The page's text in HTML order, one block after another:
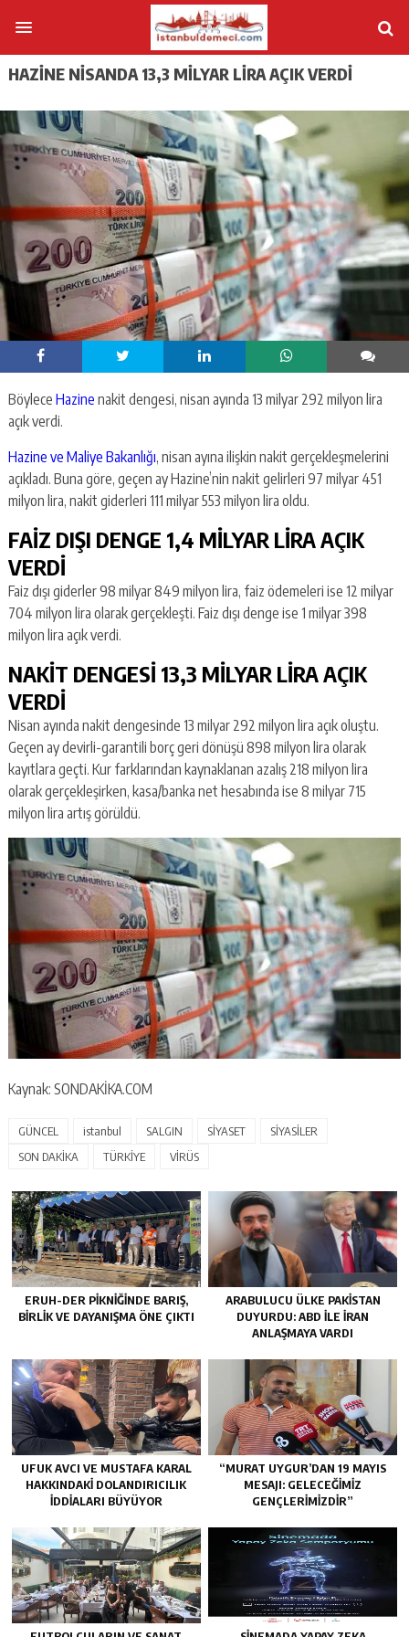
HAZINE NISANDA 13,3 MILYAR LIRA AÇIK VERDI
Böylece Hazine nakit dengesi, nisan ayında 13 milyar 292 milyon lira
açık verdi.
Hazine ve Maliye Bakanlığı, nisan ayına ilişkin nakit gerçekleşmelerini
açıkladı. Buna göre, geçen ay Hazine’nin nakit gelirleri 97 milyar 451
milyon lira, nakit giderleri 111 milyar 553 milyon lira oldu.
FAİZ DIŞI DENGE 1,4 MİLYAR LİRA AÇIK
VERDİ
Faiz dışı giderler 98 milyar 849 milyon lira, faiz ödemeleri ise 12 milyar
704 milyon lira olarak gerçekleşti. Faiz dışı denge ise 1 milyar 398
milyon lira açık verdi.
NAKİT DENGESİ 13,3 MİLYAR LİRA AÇIK
VERDİ
Nisan ayında nakit dengesinde 13 milyar 292 milyon lira açık oluştu.
Geçen ay devirli-garantili borç geri dönüşü 898 milyon lira olarak
kayıtlara geçti. Kur farklarından kaynaklanan azalış 218 milyon lira
olarak gerçekleşirken, kasa/banka net hesabında ise 8 milyar 715
milyon lira artış görüldü.
Kaynak: SONDAKİKA.COM
GÜNCEL istanbul SALGIN SİYASET
SİYASİLER
SON DAKİKA
TÜRKİYE VİRÜS
ERUH-DER PIKNIĞINDE BARIŞ,
BIRLIK VE DAYANIŞMA ÖNE ÇIKTI
ARABULUCU ÜLKE PAKISTAN
DUYURDU: ABD ILE İRAN
ANLAŞMAYA VARDI
UFUK AVCI VE MUSTAFA KARAL
HAKKINDAKI DOLANDIRICILIK
İDDIALARI BÜYÜYOR
“MURAT UYGUR’DAN 19 MAYIS
MESAJI: GELECEĞIMIZ
GENÇLERIMIZDIR”